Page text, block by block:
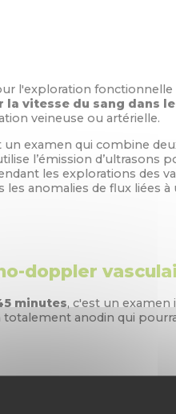
l'exploration fonctionnelle
vitesse du sang dans
veineuse ou artérielle.
un examen qui combine
l’émission d’ultrasons
les explorations des
anomalies de flux liées à
doppler
minutes, c'est un examen
totalement anodin qui